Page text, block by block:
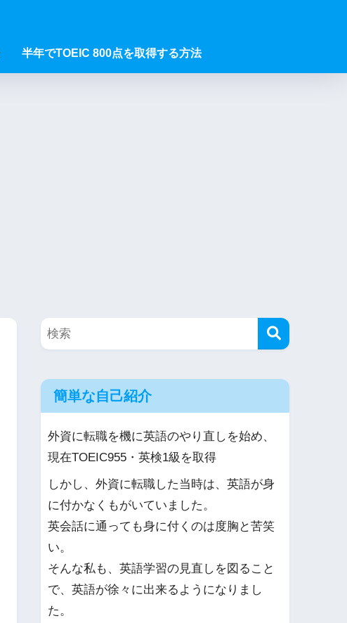
半年でTOEIC 800点を取得する方法
簡単な自己紹介
外資に転職を機に英語のやり直しを始め、
現在TOEIC955・英検1級を取得
しかし、外資に転職した当時は、英語が身
に付かなくもがいていました。
英会話に通っても身に付くのは度胸と苦笑
い。
そんな私も、英語学習の見直しを図ること
で、英語が徐々に出来るようになりまし
た。